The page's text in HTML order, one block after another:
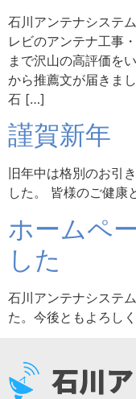
石川アンテナシステ
レビのアンテナ工事
まで沢山の高評価を
から推薦文が届きま
石 […]
謹賀新
旧年中は格別のお引
した。 皆様のご健康
ホームペ
した
石川アンテナシステ
た。今後ともよろし